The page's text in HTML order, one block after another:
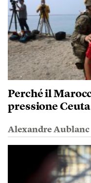
Perché il
pressione Ceuta
Alexandre Aublanc